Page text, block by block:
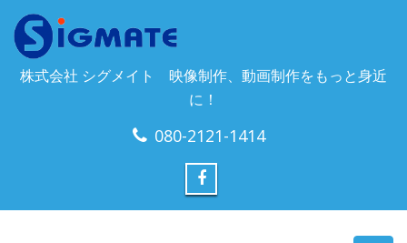
株式会社 シグメイト 映像制作、動画制作をもっと身近
に！
080-2121-1414